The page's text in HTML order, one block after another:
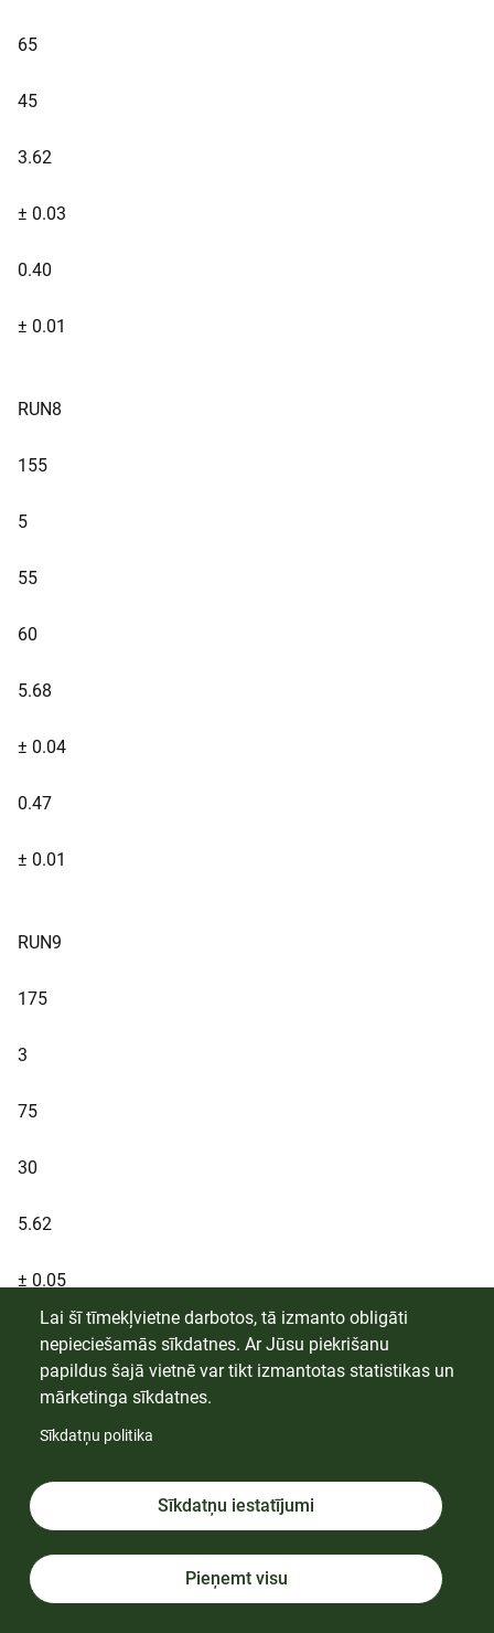
65
45
3.62
± 0.03
0.40
± 0.01
RUN8
155
5
55
60
5.68
± 0.04
0.47
± 0.01
RUN9
175
3
75
30
5.62
± 0.05
0.44
± 0.02
165
Lai šī tīmekļvietne darbotos, tā izmanto obligāti
nepieciešamās sīkdatnes. Ar Jūsu piekrišanu
papildus šajā vietnē var tikt izmantotas statistikas un
mārketinga sīkdatnes.
Sīkdatņu politika
Sīkdatņu iestatījumi
Pieņemt visu